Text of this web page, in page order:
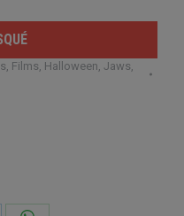
, Films, Halloween, Jaws,